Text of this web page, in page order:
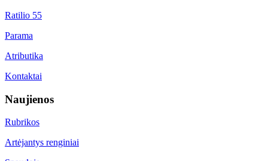
Ratilio 55
Parama
Atributika
Kontaktai
Naujienos
Rubrikos
Artėjantys renginiai